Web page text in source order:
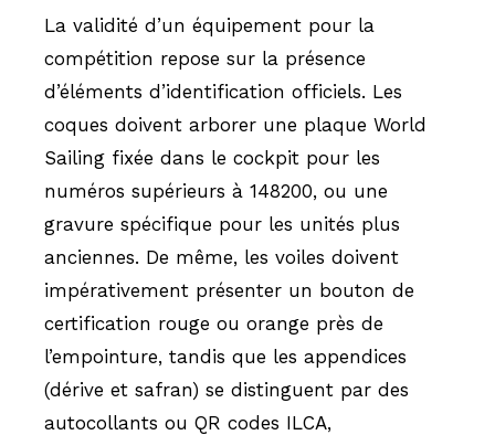
La validité d’un équipement pour la
compétition repose sur la présence
d’éléments d’identification officiels. Les
coques doivent arborer une plaque World
Sailing fixée dans le cockpit pour les
numéros supérieurs à 148200, ou une
gravure spécifique pour les unités plus
anciennes. De même, les voiles doivent
impérativement présenter un bouton de
certification rouge ou orange près de
l’empointure, tandis que les appendices
(dérive et safran) se distinguent par des
autocollants ou QR codes ILCA,